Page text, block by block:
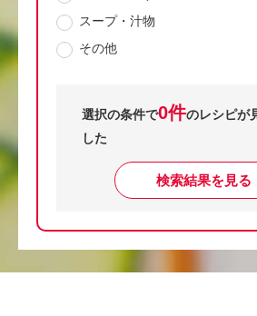
スープ・汁物
その他
選択の条件で0件のレシピが
した
検索結果を見る